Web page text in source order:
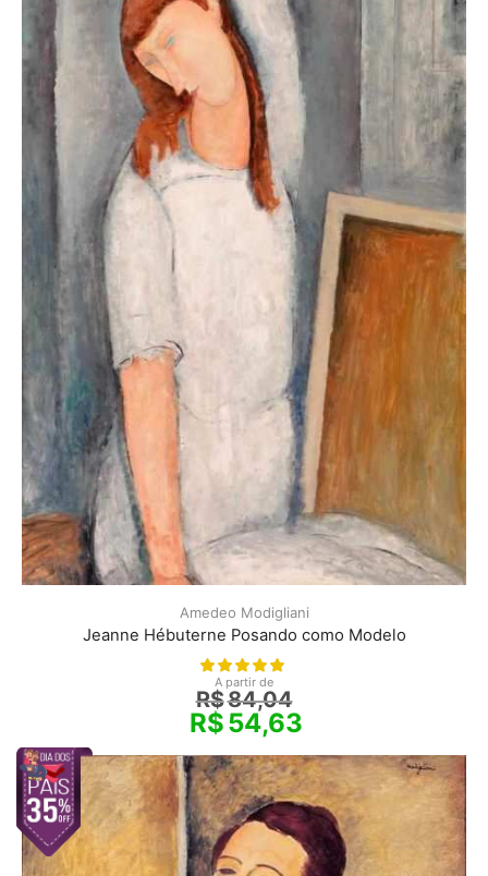
Amedeo Modigliani
Jeanne Hébuterne Posando como Modelo
A partir de
R$84,04
R$54,63